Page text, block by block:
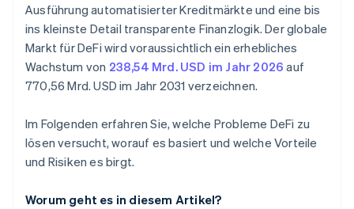
Ausführung automatisierter Kreditmärkte und eine bis
ins kleinste Detail transparente Finanzlogik. Der globale
Markt für DeFi wird voraussichtlich ein erhebliches
Wachstum von 238,54 Mrd. USD im Jahr 2026 auf
770,56 Mrd. USD im Jahr 2031 verzeichnen.
Im Folgenden erfahren Sie, welche Probleme DeFi zu
lösen versucht, worauf es basiert und welche Vorteile
und Risiken es birgt.
Worum geht es in diesem Artikel?